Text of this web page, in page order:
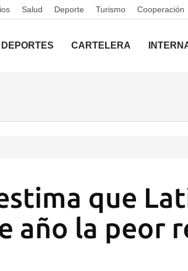
Salud Deporte Turismo Cooperación
DEPORTES CARTELERA
que
año la peor